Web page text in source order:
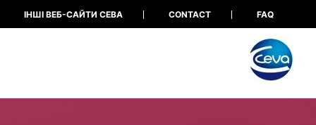
ІНШІ ВЕБ-САЙТИ СЕВА CONTACT FAQ